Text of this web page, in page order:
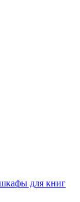
для книг